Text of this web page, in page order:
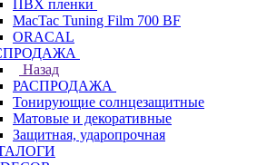
ПВХ пленки
MacTac Tuning Film 700 BF
ORACAL
Назад
РАСПРОДАЖА
Тонирующие солнцезащитные
Матовые и декоративные
Защитная, ударопрочная